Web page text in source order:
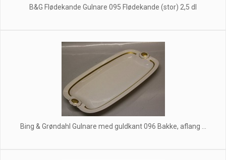
B&G Flødekande Gulnare 095 Flødekande (stor) 2,5 dl
Bing & Grøndahl Gulnare med guldkant 096 Bakke, aflang ...